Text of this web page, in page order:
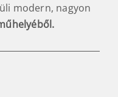
modern, nagyon